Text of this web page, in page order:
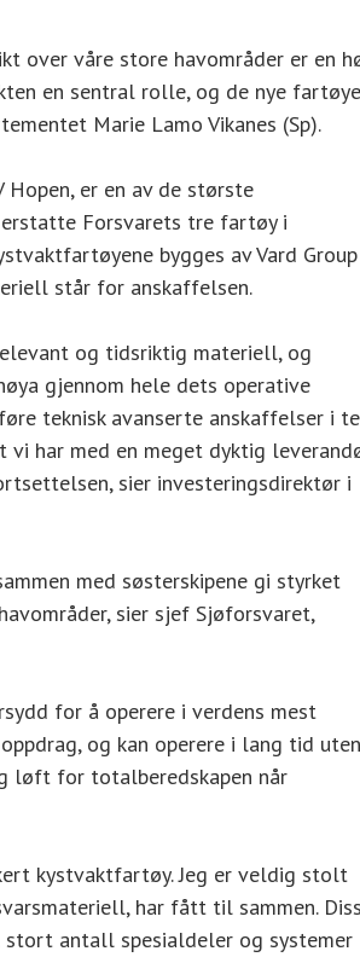
over våre store havområder er en
en sentral rolle, og de nye
Marie Lamo Vikanes (Sp).
Hopen, er en av de største
Forsvarets tre fartøy i
bygges av Vard Group
står for anskaffelsen.
og tidsriktig materiell, og
gjennom hele dets operative
teknisk avanserte anskaffelser i
vi har med en meget dyktig
sier investeringsdirektør i
med søsterskipene gi styrket
sier sjef Sjøforsvaret,
for å operere i verdens mest
og kan operere i lang tid uten
løft for totalberedskapen når
kystvaktfartøy. Jeg er veldig stolt
har fått til sammen.
stort antall spesialdeler og systemer